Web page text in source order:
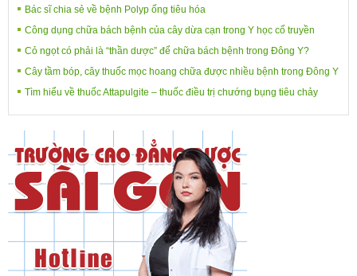
Bác sĩ chia sẻ về bệnh Polyp ống tiêu hóa
Công dụng chữa bách bệnh của cây dừa cạn trong Y học cổ truyền
Cỏ ngọt có phải là “thần dược” để chữa bách bệnh trong Đông Y?
Cây tầm bóp, cây thuốc mọc hoang chữa được nhiều bệnh trong Đông Y
Tìm hiểu về thuốc Attapulgite – thuốc điều trị chướng bụng tiêu chảy